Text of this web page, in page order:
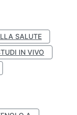
SALUTE
IN VIVO